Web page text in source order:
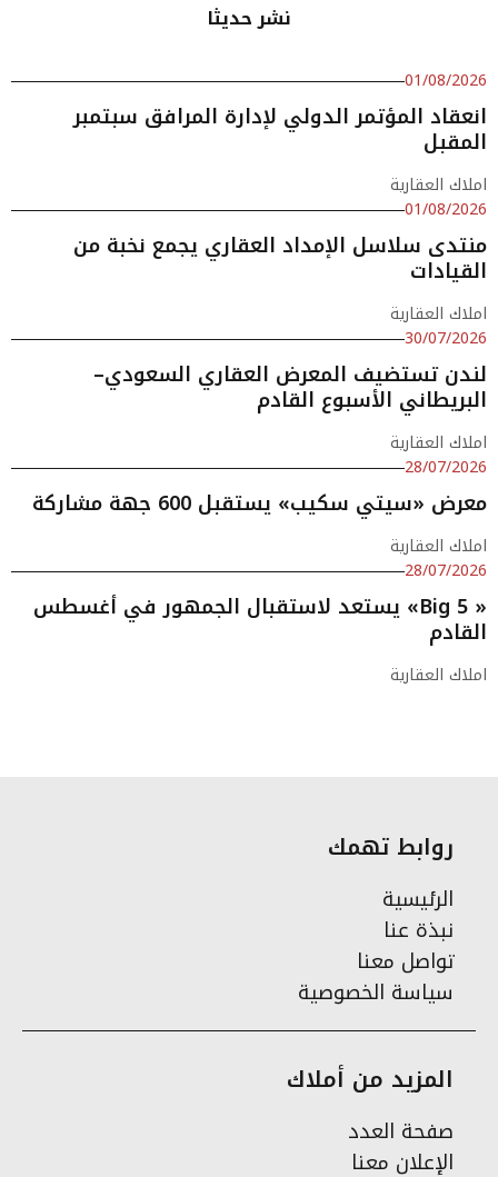
نشر حديثا
01/08/2026
انعقاد المؤتمر الدولي لإدارة المرافق سبتمبر
المقبل
املاك العقارية
01/08/2026
منتدى سلاسل الإمداد العقاري يجمع نخبة من
القيادات
املاك العقارية
30/07/2026
لندن تستضيف المعرض العقاري السعودي–
البريطاني الأسبوع القادم
املاك العقارية
28/07/2026
معرض «سيتي سكيب» يستقبل 600 جهة مشاركة
املاك العقارية
28/07/2026
« Big 5» يستعد لاستقبال الجمهور في أغسطس
القادم
املاك العقارية
روابط تهمك
الرئيسية
نبذة عنا
تواصل معنا
سياسة الخصوصية
المزيد من أملاك
صفحة العدد
الإعلان معنا